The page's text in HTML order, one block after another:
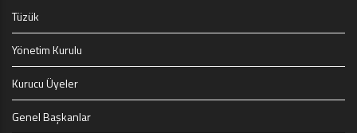
Tüzük
Yönetim Kurulu
Kurucu Üyeler
Genel Başkanlar